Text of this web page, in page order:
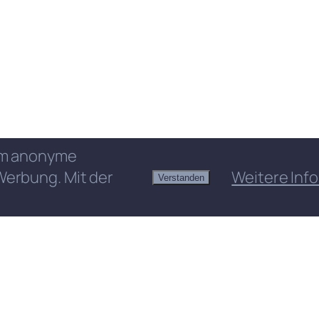
anonyme
Mit der
Verstanden Weitere